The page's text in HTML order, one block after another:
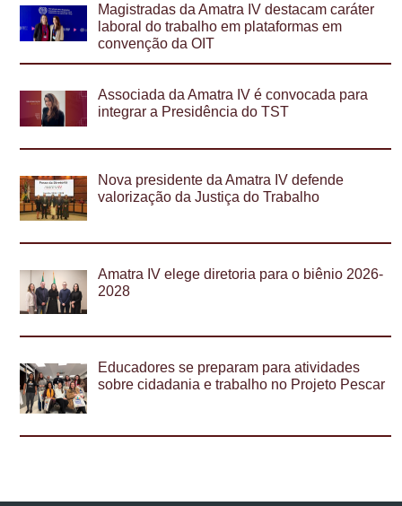
Magistradas da Amatra IV destacam caráter
laboral do trabalho em plataformas em
convenção da OIT
Associada da Amatra IV é convocada para
integrar a Presidência do TST
Nova presidente da Amatra IV defende
valorização da Justiça do Trabalho
Amatra IV elege diretoria para o biênio 2026-
2028
Educadores se preparam para atividades
sobre cidadania e trabalho no Projeto Pescar